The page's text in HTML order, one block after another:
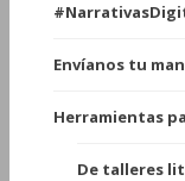
Envíanos tu
Herramientas
De talleres